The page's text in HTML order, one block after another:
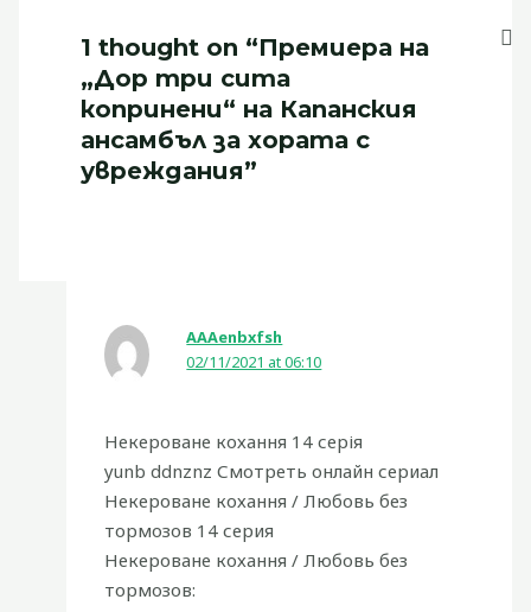
1 thought on “Премиера на
„Дор три сита
копринени“ на Капанския
ансамбъл за хората с
увреждания”
АААenbxfsh
02/11/2021 at 06:10
Некероване кохання 14 серія
yunb ddnznz Смотреть онлайн сериал
Некероване кохання / Любовь без
тормозов 14 серия
Некероване кохання / Любовь без
тормозов: